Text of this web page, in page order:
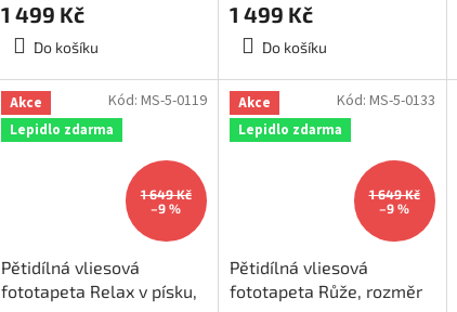
1 499 Kč
Do košíku
1 499 Kč
Do košíku
Akce
Lepidlo zdarma
1 649 Kč
–9 %
Pětidílná vliesová
fototapeta Relax v písku,
Kód: MS-5-0119
Akce
Lepidlo zdarma
1 649 Kč
–9 %
Pětidílná vliesová
fototapeta Růže, rozměr
Kód: MS-5-0133